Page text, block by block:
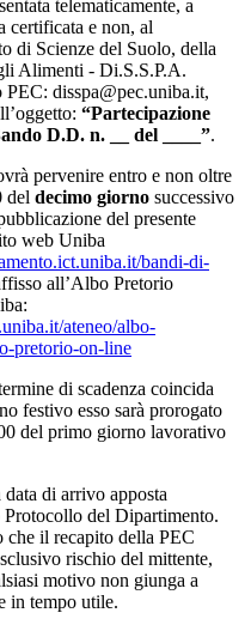
telematicamente, a
certificata e non, al
di Scienze del Suolo, della
Alimenti - Di.S.S.P.A.
PEC: disspa@pec.uniba.it,
“Partecipazione
D.D. n. __ del ____”.
pervenire entro e non oltre
del decimo giorno successivo
del presente
web Uniba
bandi-di-
all’Albo Pretorio
ateneo/albo-
pretorio-on-line
di scadenza coincida
festivo esso sarà prorogato
del primo giorno lavorativo
data di arrivo apposta
del Dipartimento.
che il recapito della PEC
rischio del mittente,
motivo non giunga a
in tempo utile.